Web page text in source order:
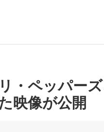
・ペッパー
映像が公開